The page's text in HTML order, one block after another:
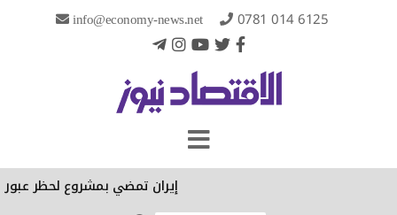
info@economy-news.net 0781 014 6125
إيران تمضي بمشروع لحظر عبور